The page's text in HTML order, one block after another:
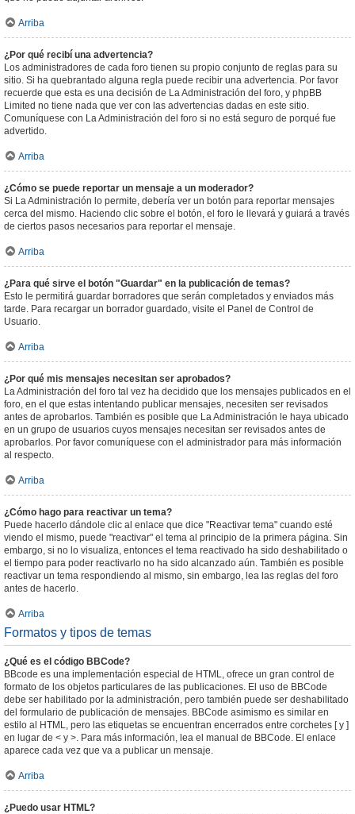
Arriba
¿Por qué recibí una advertencia?
Los administradores de cada foro tienen su propio conjunto de reglas para su
sitio. Si ha quebrantado alguna regla puede recibir una advertencia. Por favor
recuerde que esta es una decisión de La Administración del foro, y phpBB
Limited no tiene nada que ver con las advertencias dadas en este sitio.
Comuníquese con La Administración del foro si no está seguro de porqué fue
advertido.
Arriba
¿Cómo se puede reportar un mensaje a un moderador?
Si La Administración lo permite, debería ver un botón para reportar mensajes
cerca del mismo. Haciendo clic sobre el botón, el foro le llevará y guiará a través
de ciertos pasos necesarios para reportar el mensaje.
Arriba
¿Para qué sirve el botón "Guardar" en la publicación de temas?
Esto le permitirá guardar borradores que serán completados y enviados más
tarde. Para recargar un borrador guardado, visite el Panel de Control de
Usuario.
Arriba
¿Por qué mis mensajes necesitan ser aprobados?
La Administración del foro tal vez ha decidido que los mensajes publicados en el
foro, en el que estas intentando publicar mensajes, necesiten ser revisados
antes de aprobarlos. También es posible que La Administración le haya ubicado
en un grupo de usuarios cuyos mensajes necesitan ser revisados antes de
aprobarlos. Por favor comuníquese con el administrador para más información
al respecto.
Arriba
¿Cómo hago para reactivar un tema?
Puede hacerlo dándole clic al enlace que dice "Reactivar tema" cuando esté
viendo el mismo, puede "reactivar" el tema al principio de la primera página. Sin
embargo, si no lo visualiza, entonces el tema reactivado ha sido deshabilitado o
el tiempo para poder reactivarlo no ha sido alcanzado aún. También es posible
reactivar un tema respondiendo al mismo, sin embargo, lea las reglas del foro
antes de hacerlo.
Arriba
Formatos y tipos de temas
¿Qué es el código BBCode?
BBcode es una implementación especial de HTML, ofrece un gran control de
formato de los objetos particulares de las publicaciones. El uso de BBCode
debe ser habilitado por la administración, pero también puede ser deshabilitado
del formulario de publicación de mensajes. BBCode asimismo es similar en
estilo al HTML, pero las etiquetas se encuentran encerrados entre corchetes [ y ]
en lugar de < y >. Para más información, lea el manual de BBCode. El enlace
aparece cada vez que va a publicar un mensaje.
Arriba
¿Puedo usar HTML?